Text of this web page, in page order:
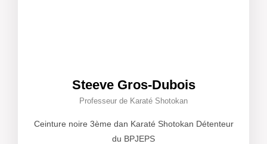
Steeve Gros-Dubois
Professeur de Karaté Shotokan
Ceinture noire 3ème dan Karaté Shotokan Détenteur
du BPJEPS